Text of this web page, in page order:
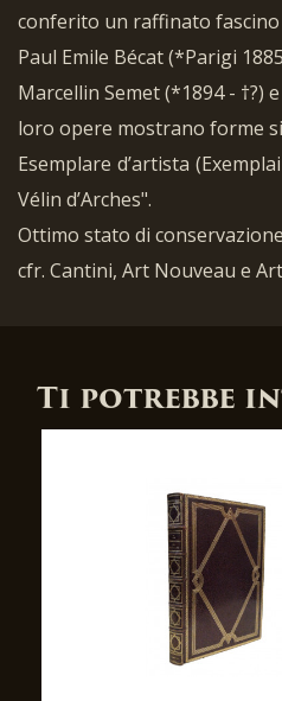
conferito un raffinato fascino
Paul Emile Bécat (*Parigi
Marcellin Semet (*1894 -
loro opere mostrano forme
Esemplare d’artista
Vélin d’Arches".
Ottimo stato di
cfr. Cantini, Art Nouveau e
Ti potrebbe